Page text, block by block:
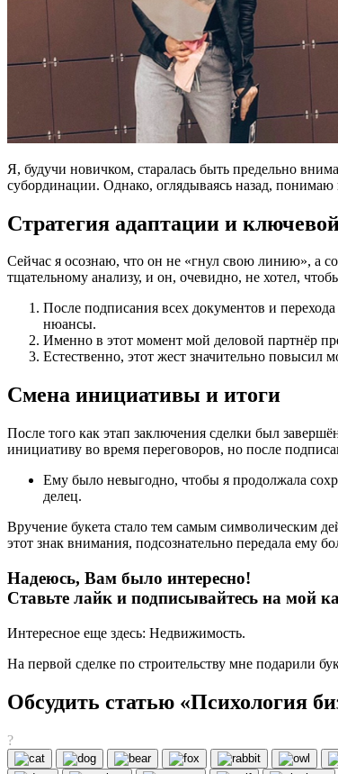
Я, будучи новичком, старалась быть предельно
субординации. Однако, оглядываясь назад,
Стратегия адаптации и
Сейчас я осознаю, что он не «гнул свою линию», а
тщательному анализу, и он, очевидно, не хотел,
После подписания всех документов и
нюансы.
Именно в этот момент мой деловой партнёр
Естественно, этот жест значительно повысил
Смена инициативы и итоги
После того как этап заключения сделки был
инициативу во время переговоров, но после
Ему было невыгодно, чтобы я продолжала
делец.
Вручение букета стало тем самым символическим
этот знак внимания, подсознательно передала ему
Надеюсь, Вам было интересно!
Ставьте лайк и подписывайтесь на мой
Интересное еще здесь: Недвижимость.
На первой сделке по строительству мне подарили
Обсудить статью «Психология
?